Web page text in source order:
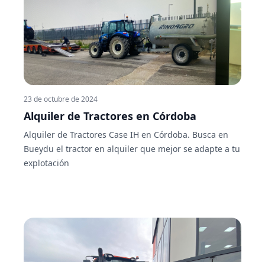
23 de octubre de 2024
Alquiler de Tractores en Córdoba
Alquiler de Tractores Case IH en Córdoba. Busca en
Bueydu el tractor en alquiler que mejor se adapte a tu
explotación